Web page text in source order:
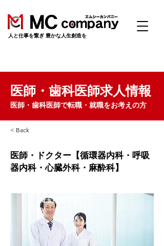
​人と仕事を繋ぎ 豊かな人生創造を
医師・歯科医師求人情報
医師・歯科医師で転職・就職をお考えの方
< Back
医師・ドクター【循環器内科・呼吸
器内科・心臓外科・麻酔科】
埼玉県熊谷市